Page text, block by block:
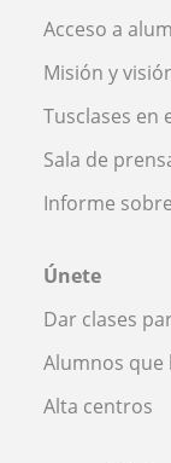
Acceso a
Misión y
Tusclases en
Sala de
Informe
Únete
Dar clases
Alumnos
Alta centros